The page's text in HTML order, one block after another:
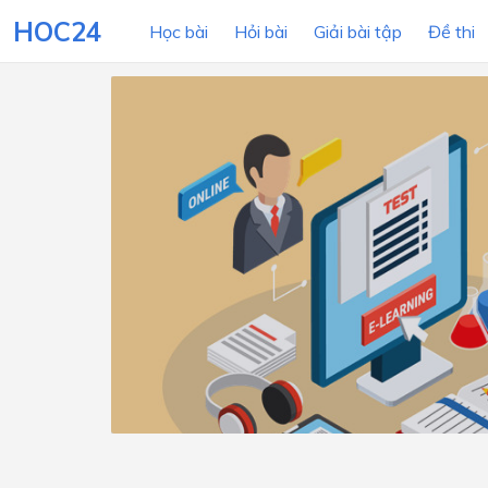
HOC24 Học bài Hỏi bài Giải bài tập Đề thi
LỚP HỌC
Lớp 12
Lớp 8
Lớp 7